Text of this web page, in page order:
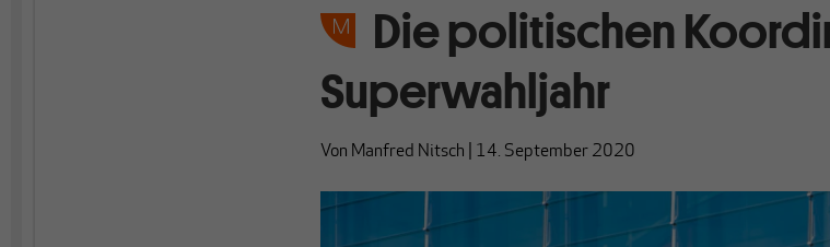
Die politischen
Superwahljahr
Von Manfred Nitsch 14. September 2020